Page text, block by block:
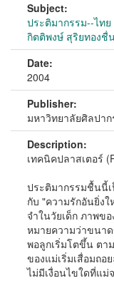
Subject:
ประติมากรรม--ไทย
กิตติพงษ์ สุริยทองชื่
Date:
2004
Publisher:
มหาวิทยาลัยศิลปาก
Description:
เทคนิคปลาสเตอร์
ประติมากรรมชื้นนี้
กับ "ความรักอันยิ่ง
จำในวัยเด็ก ภาพข
หมายความว่าขนา
พอลูกเริ่มโตขึ้น ตา
ของแม่เริ่มเสื่อมถ
ไม่มีเงื่อนไขใดที่แม่